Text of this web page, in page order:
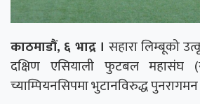
काठमाडौं, ६ भाद्र । सहारा लिम्बूको
दक्षिण एसियाली फुटबल महासंघ
च्याम्पियनसिपमा भुटानविरुद्ध